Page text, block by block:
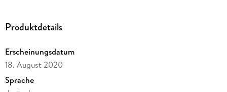
die unglaublichen Facetten des afrikanischen Landes ganz
Dieser Erzähl-Reiseführer kreiert deshalb lebhafte Bilder vor
Ihren Augen und lässt Ihnen immer wieder ganz konkrete
Tipps zukommen, wie Ihre Reise zu einem unvergesslichen
Erlebnis wird. Sie erhalten ein buntes Potpourri an
Produktdetails
Erscheinungsdatum
18. August 2020
Sprache